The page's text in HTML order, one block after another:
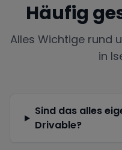
Häufig
Alles Wichtige rund
in
Sind das alles
Drivable?